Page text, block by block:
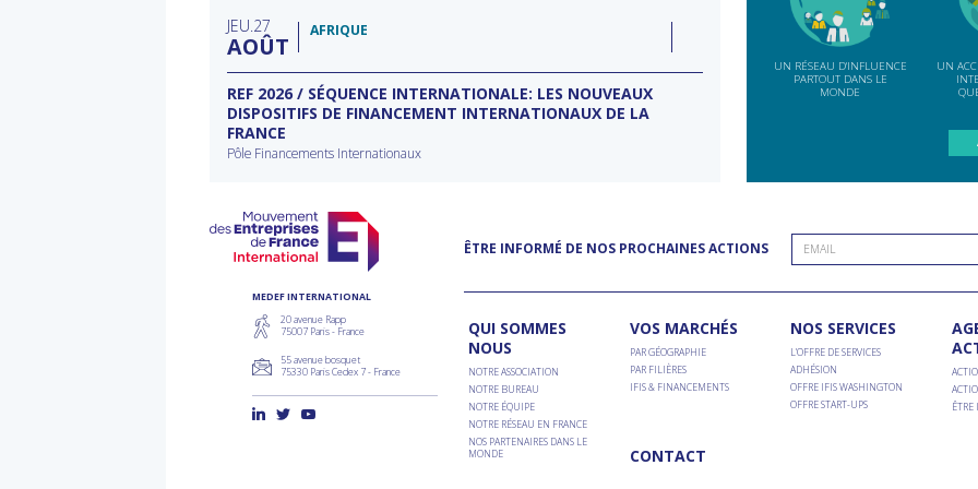
JEU 27
AOÛT
AFRIQUE
REF 2026 / SÉQUENCE INTERNATIONALE: LES NOUVEAUX
DISPOSITIFS DE FINANCEMENT INTERNATIONAUX DE LA
FRANCE
Pôle Financements Internationaux
INDE
MISSION D’ENTREPRISES
UN RÉSEAU D'INFLUENCE
PARTOUT DANS LE
MONDE
UN
MEDEF INTERNATIONAL
20 avenue Rapp
75007 Paris - France
55 avenue bosquet
75330 Paris Cedex 7 - France
ÊTRE INFORMÉ DE NOS PROCHAINES ACTIONS
QUI SOMMES
NOUS
NOTRE ASSOCIATION
NOTRE BUREAU
NOTRE ÉQUIPE
NOTRE RÉSEAU EN FRANCE
NOS PARTENAIRES DANS LE
MONDE
VOS MARCHÉS
PAR GÉOGRAPHIE
PAR FILIÈRES
IFIS & FINANCEMENTS
NOS SERVICES
L’OFFRE DE SERVICES
ADHÉSION
OFFRE IFIS WASHINGTON
OFFRE START-UPS
ÊTRE
CONTACT